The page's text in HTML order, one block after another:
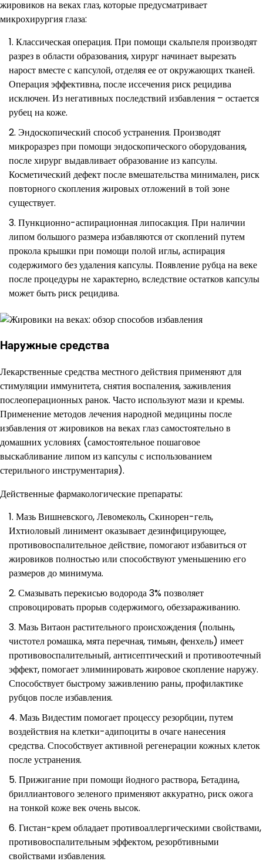
жировиков на веках глаз, которые предусматривает
микрохирургия глаза:
Классическая операция. При помощи скальпеля производят
разрез в области образования, хирург начинает вырезать
нарост вместе с капсулой, отделяя ее от окружающих тканей.
Операция эффективна, после иссечения риск рецидива
исключен. Из негативных последствий избавления – остается
рубец на коже.
Эндоскопический способ устранения. Производят
микроразрез при помощи эндоскопического оборудования,
после хирург выдавливает образование из капсулы.
Косметический дефект после вмешательства минимален, риск
повторного скопления жировых отложений в той зоне
существует.
Пункционно-аспирационная липосакция. При наличии
липом большого размера избавляются от скоплений путем
прокола крышки при помощи полой иглы, аспирация
содержимого без удаления капсулы. Появление рубца на веке
после процедуры не характерно, вследствие остатков капсулы
может быть риск рецидива.
Наружные средства
Лекарственные средства местного действия применяют для
стимуляции иммунитета, снятия воспаления, заживления
послеоперационных ранок. Часто используют мази и кремы.
Применение методов лечения народной медицины после
избавления от жировиков на веках глаз самостоятельно в
домашних условиях (самостоятельное пошаговое
выскабливание липом из капсулы с использованием
стерильного инструментария).
Действенные фармакологические препараты:
Мазь Вишневского, Левомеколь, Скинорен-гель,
Ихтиоловый линимент оказывает дезинфицирующее,
противовоспалительное действие, помогают избавиться от
жировиков полностью или способствуют уменьшению его
размеров до минимума.
Смазывать перекисью водорода 3% позволяет
спровоцировать прорыв содержимого, обеззараживанию.
Мазь Витаон растительного происхождения (полынь,
чистотел ромашка, мята перечная, тимьян, фенхель) имеет
противовоспалительный, антисептический и противоотечный
эффект, помогает элиминировать жировое скопление наружу.
Способствует быстрому заживлению раны, профилактике
рубцов после избавления.
Мазь Видестим помогает процессу резорбции, путем
воздействия на клетки-адипоциты в очаге нанесения
средства. Способствует активной регенерации кожных клеток
после устранения.
Прижигание при помощи йодного раствора, Бетадина,
бриллиантового зеленого применяют аккуратно, риск ожога
на тонкой коже век очень высок.
Гистан-крем обладает противоаллергическими свойствами,
противовоспалительным эффектом, резорбтивными
свойствами избавления.